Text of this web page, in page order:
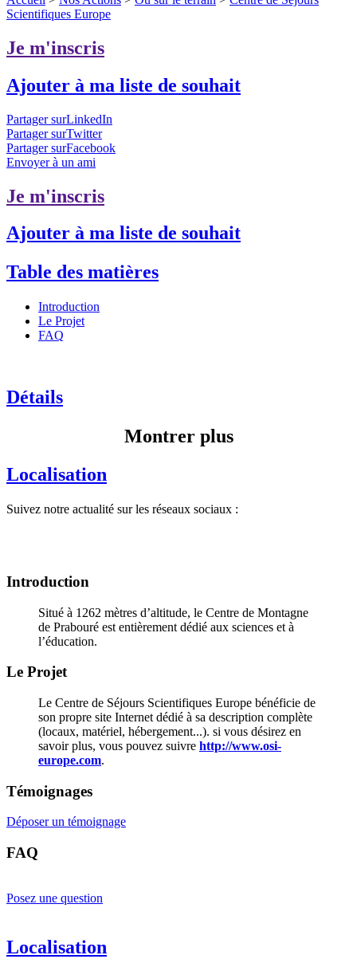
Scientifiques Europe
Je m'inscris
Ajouter à ma liste de souhait
Partager surLinkedIn
Partager surTwitter
Partager surFacebook
Envoyer à un ami
Je m'inscris
Ajouter à ma liste de souhait
Table des matières
Introduction
Le Projet
FAQ
Détails
Montrer plus
Localisation
Suivez notre actualité sur les réseaux sociaux :
Introduction
Situé à 1262 mètres d’altitude, le Centre de Montagne
de Prabouré est entièrement dédié aux sciences et à
l’éducation.
Le Projet
Le Centre de Séjours Scientifiques Europe bénéficie de
son propre site Internet dédié à sa description complète
(locaux, matériel, hébergement...). si vous désirez en
savoir plus, vous pouvez suivre http://www.osi-
europe.com.
Témoignages
Déposer un témoignage
FAQ
Posez une question
Localisation